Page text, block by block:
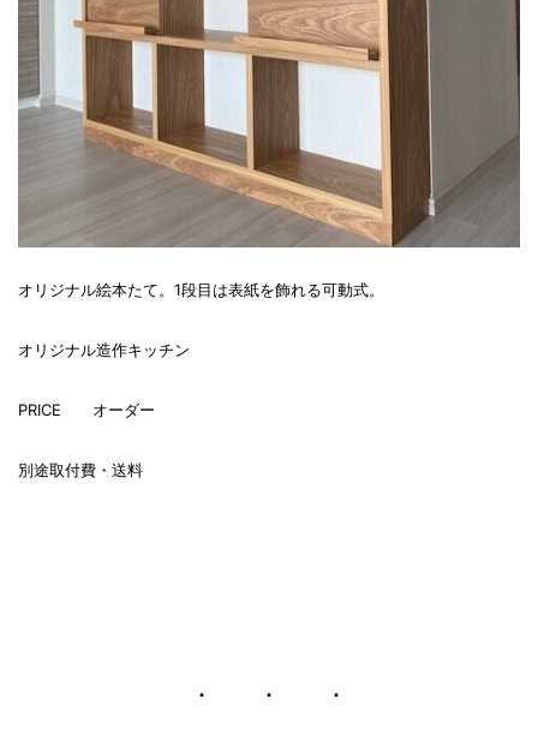
オリジナル絵本たて。1段目は表紙を飾れる可動式。
オリジナル造作キッチン
PRICE オーダー
別途取付費・送料